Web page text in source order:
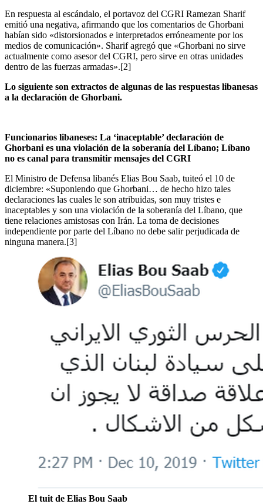
En respuesta al escándalo, el portavoz del CGRI Ramezan Sharif
emitió una negativa, afirmando que los comentarios de Ghorbani
habían sido «distorsionados e interpretados erróneamente por los
medios de comunicación». Sharif agregó que «Ghorbani no sirve
actualmente como asesor del CGRI, pero sirve en otras unidades
dentro de las fuerzas armadas».[2]
Lo siguiente son extractos de algunas de las respuestas libanesas
a la declaración de Ghorbani.
Funcionarios libaneses: La ‘inaceptable’ declaración de
Ghorbani es una violación de la soberanía del Líbano; Líbano
no es canal para transmitir mensajes del CGRI
El Ministro de Defensa libanés Elias Bou Saab, tuiteó el 10 de
diciembre: «Suponiendo que Ghorbani… de hecho hizo tales
declaraciones las cuales le son atribuidas, son muy tristes e
inaceptables y son una violación de la soberanía del Líbano, que
tiene relaciones amistosas con Irán. La toma de decisiones
independiente por parte del Líbano no debe salir perjudicada de
ninguna manera.[3]
El tuit de Elias Bou Saab